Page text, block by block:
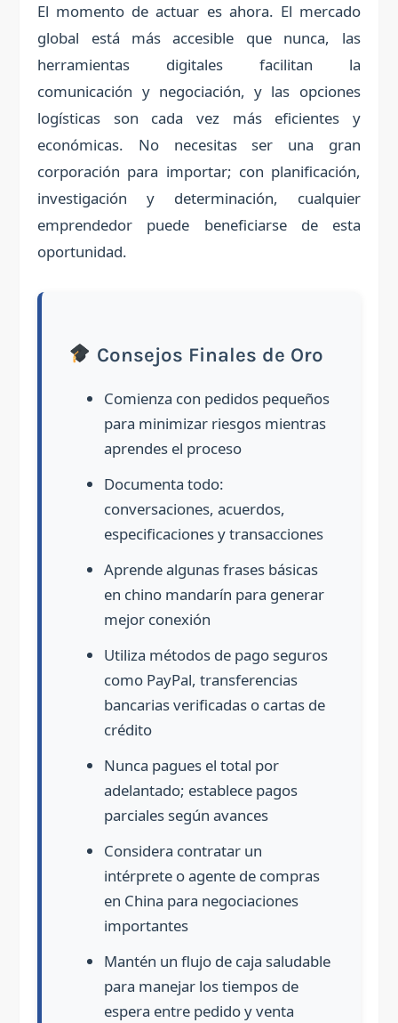
El momento de actuar es ahora. El mercado
global está más accesible que nunca, las
herramientas digitales facilitan la
comunicación y negociación, y las opciones
logísticas son cada vez más eficientes y
económicas. No necesitas ser una gran
corporación para importar; con planificación,
investigación y determinación, cualquier
emprendedor puede beneficiarse de esta
oportunidad.
Consejos Finales de Oro
Comienza con pedidos pequeños
para minimizar riesgos mientras
aprendes el proceso
Documenta todo:
conversaciones, acuerdos,
especificaciones y transacciones
Aprende algunas frases básicas
en chino mandarín para generar
mejor conexión
Utiliza métodos de pago seguros
como PayPal, transferencias
bancarias verificadas o cartas de
crédito
Nunca pagues el total por
adelantado; establece pagos
parciales según avances
Considera contratar un
intérprete o agente de compras
en China para negociaciones
importantes
Mantén un flujo de caja saludable
para manejar los tiempos de
espera entre pedido y venta